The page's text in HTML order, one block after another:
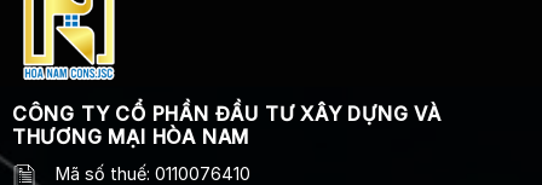
CÔNG TY CỔ PHẦN ĐẦU TƯ XÂY DỰNG VÀ
THƯƠNG MẠI HÒA NAM
Mã số thuế: 0110076410